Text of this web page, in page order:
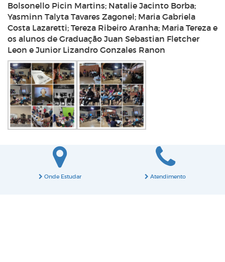
Bolsonello Picin Martins; Natalie Jacinto Borba;
Yasminn Talyta Tavares Zagonel; Maria Gabriela
Costa Lazaretti; Tereza Ribeiro Aranha; Maria Tereza e
os alunos de Graduação Juan Sebastian Fletcher
Leon e Junior Lizandro Gonzales Ranon
Onde Estudar Atendimento